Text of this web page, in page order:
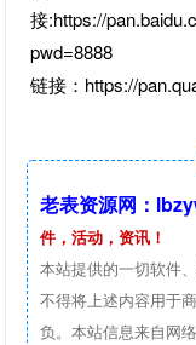
接:https://
pwd=8888
链接：https://
老表资源网：
件，活动，资讯！
本站提供的一切软件
不得将上述内容用于
负。本站信息来自网